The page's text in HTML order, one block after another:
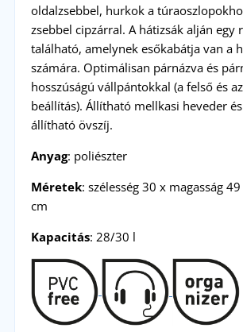
oldalzsebbel, hurkok a
zsebbel cipzárral. A hátizsák alján egy
található, amelynek esőkabátja van a
számára. Optimálisan párnázva és
hosszúságú vállpántokkal (a felső és
beállítás). Állítható mellkasi heveder
állítható övszíj.
Anyag: poliészter
Méretek: szélesség 30 x magasság
cm
Kapacitás: 28/30 l